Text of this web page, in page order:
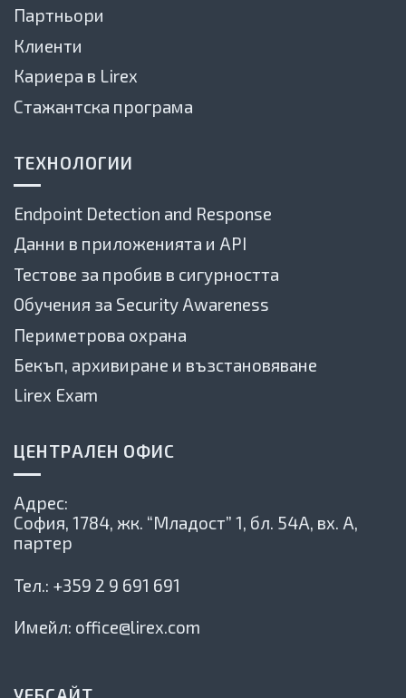
Партньори
Клиенти
Кариера в Lirex
Стажантска програма
ТЕХНОЛОГИИ
Endpoint Detection and Response
Данни в приложенията и API
Тестове за пробив в сигурността
Обучения за Security Awareness
Периметрова охрана
Бекъп, архивиране и възстановяване
Lirex Exam
ЦЕНТРАЛЕН ОФИС
Адрес:
София, 1784, жк. “Младост” 1, бл. 54А, вх. А,
партер
Тел.: +359 2 9 691 691
Имейл: office@lirex.com